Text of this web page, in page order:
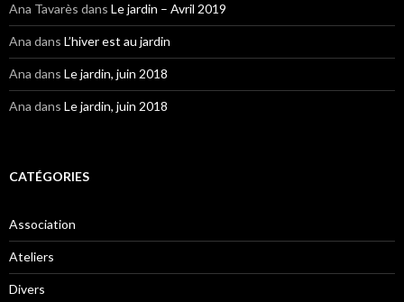
Ana Tavarès dans Le jardin – Avril 2019
Ana dans L’hiver est au jardin
Ana dans Le jardin, juin 2018
Ana dans Le jardin, juin 2018
CATÉGORIES
Association
Ateliers
Divers